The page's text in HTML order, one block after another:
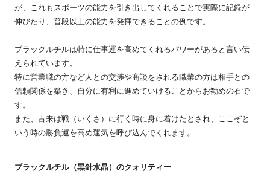
が、これもスポーツの能力を引き出してくれることで実際に記録が
伸びたり、普段以上の能力を発揮できることの例です。
ブラックルチルは特に仕事運を高めてくれるパワーがあると言い伝
えられています。
特に営業職の方など人との交渉や商談をされる職業の方は相手との
信頼関係を築き、自分に有利に進めていけることからお勧めの石で
す。
また、古来は戦（いくさ）に行く時に身に着けたとされ、ここぞと
いう時の勝負運を高め運気を呼び込んでくれます。
ブラックルチル（黒針水晶）のクォリティー